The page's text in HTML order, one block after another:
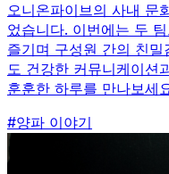
오니온파이브의 사내 문
었습니다. 이번에는 두
즐기며 구성원 간의 친
도 건강한 커뮤니케이션
훈훈한 하루를 만나보세
#양파 이야기